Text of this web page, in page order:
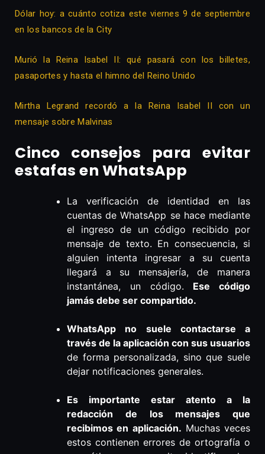
Dólar hoy: a cuánto cotiza este viernes 9 de septiembre
en los bancos de la City
Murió la Reina Isabel II: qué pasará con los billetes,
pasaportes y hasta el himno del Reino Unido
Mirtha Legrand recordó a la Reina Isabel II con un
mensaje sobre Malvinas
Cinco consejos para evitar
estafas en WhatsApp
La verificación de identidad en las
cuentas de WhatsApp se hace mediante
el ingreso de un código recibido por
mensaje de texto. En consecuencia, si
alguien intenta ingresar a su cuenta
llegará a su mensajería, de manera
instantánea, un código. Ese código
jamás debe ser compartido.
WhatsApp no suele contactarse a
través de la aplicación con sus usuarios
de forma personalizada, sino que suele
dejar notificaciones generales.
Es importante estar atento a la
redacción de los mensajes que
recibimos en aplicación. Muchas veces
estos contienen errores de ortografía o